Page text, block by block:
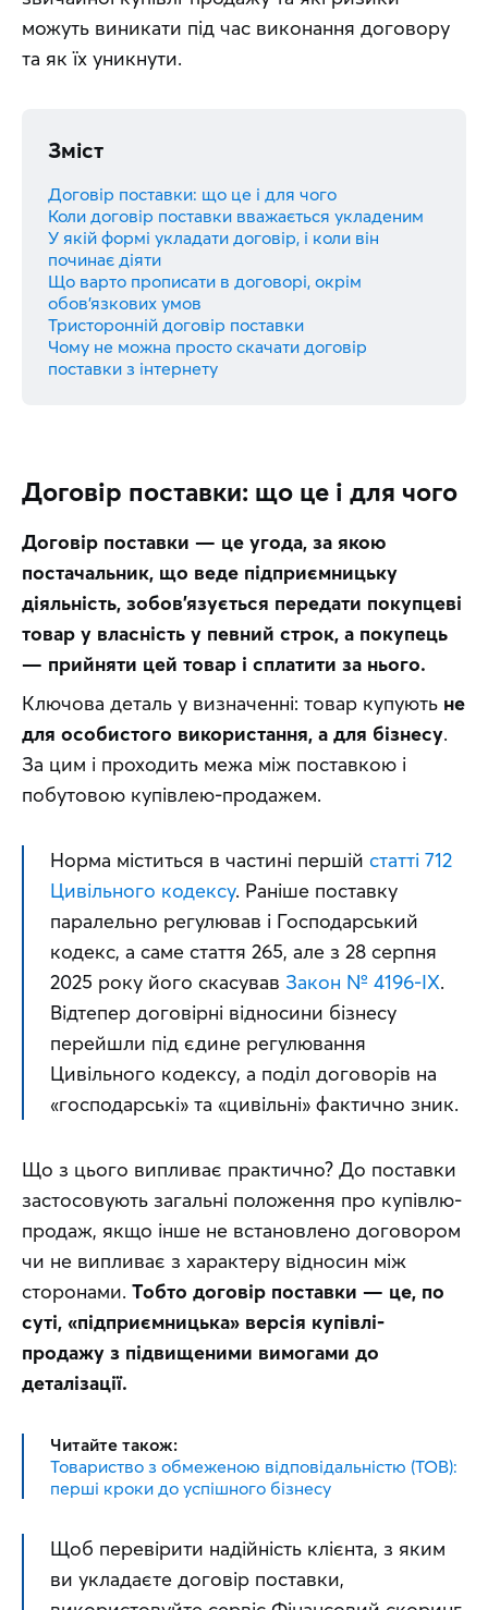
можуть виникати під час виконання договору
та як їх уникнути.
Зміст
Договір поставки: що це і для чого
Коли договір поставки вважається укладеним
У якій формі укладати договір, і коли він
починає діяти
Що варто прописати в договорі, окрім
обов’язкових умов
Тристоронній договір поставки
Чому не можна просто скачати договір
поставки з інтернету
Договір поставки: що це і для чого
Договір поставки — це угода, за якою
постачальник, що веде підприємницьку
діяльність, зобов’язується передати покупцеві
товар у власність у певний строк, а покупець
— прийняти цей товар і сплатити за нього.
Ключова деталь у визначенні: товар купують не
для особистого використання, а для бізнесу.
За цим і проходить межа між поставкою і
побутовою купівлею-продажем.
Норма міститься в частині першій статті 712
Цивільного кодексу. Раніше поставку
паралельно регулював і Господарський
кодекс, а саме стаття 265, але з 28 серпня
2025 року його скасував Закон № 4196-IX.
Відтепер договірні відносини бізнесу
перейшли під єдине регулювання
Цивільного кодексу, а поділ договорів на
«господарські» та «цивільні» фактично зник.
Що з цього випливає практично? До поставки
застосовують загальні положення про купівлю-
продаж, якщо інше не встановлено договором
чи не випливає з характеру відносин між
сторонами. Тобто договір поставки — це, по
суті, «підприємницька» версія купівлі-
продажу з підвищеними вимогами до
деталізації.
Читайте також:
Товариство з обмеженою відповідальністю (ТОВ):
перші кроки до успішного бізнесу
Щоб перевірити надійність клієнта, з яким
ви укладаєте договір поставки,